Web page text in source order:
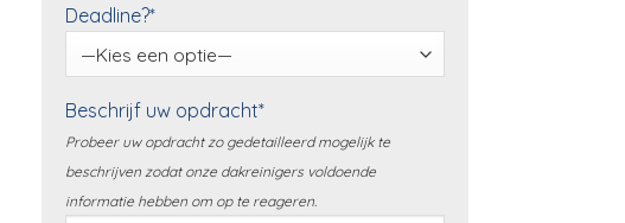
Deadline?*
Beschrijf uw opdracht*
Probeer uw opdracht zo gedetailleerd mogelijk te
beschrijven zodat onze dakreinigers voldoende
informatie hebben om op te reageren.